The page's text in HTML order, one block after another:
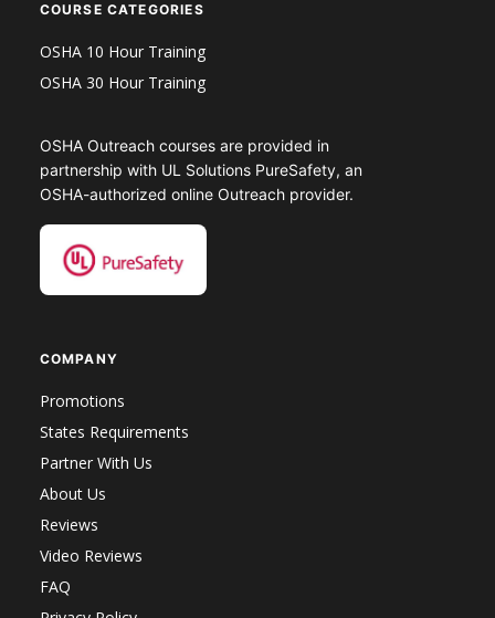
COURSE CATEGORIES
OSHA 10 Hour Training
OSHA 30 Hour Training
OSHA Outreach courses are provided in
partnership with UL Solutions PureSafety, an
OSHA-authorized online Outreach provider.
COMPANY
Promotions
States Requirements
Partner With Us
About Us
Reviews
Video Reviews
FAQ